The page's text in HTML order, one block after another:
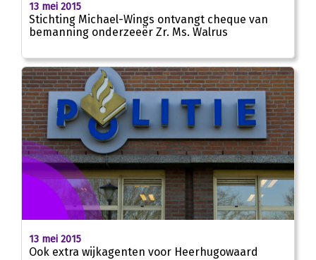
13 mei 2015
Stichting Michael-Wings ontvangt cheque van
bemanning onderzeeër Zr. Ms. Walrus
13 mei 2015
Ook extra wijkagenten voor Heerhugowaard